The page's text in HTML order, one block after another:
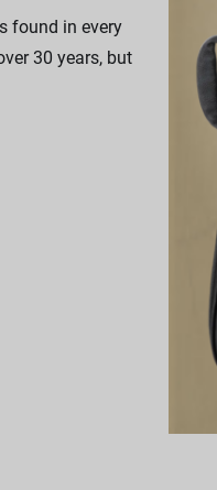
found in every
30 years, but